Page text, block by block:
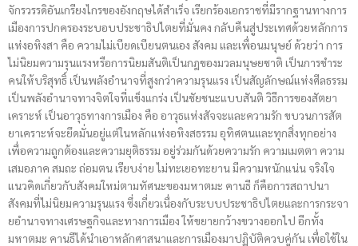
จักรวรรดิอันเกรียงไกรของอังกฤษได้สำเร็จ เรียกร้องเอกราชที่มีรากฐานทางการ
เมืองการปกครองระบอบประชาธิปไตยที่มั่นคง กลับคืนสู่ประเทศด้วยหลักการ
แห่งอหิงสา คือ ความไม่เบียดเบียนตนเอง สังคม และเพื่อนมนุษย์ ด้วยว่า การ
ไม่นิยมความรุนแรงหรือการนิยมสันติเป็นกฎของมวลมนุษยชาติ เป็นการชำระ
คนให้บริสุทธิ์ เป็นพลังอำนาจที่สูงกว่าความรุนแรง เป็นสัญลักษณ์แห่งศีลธรรม
เป็นพลังอำนาจทางจิตใจที่แข็งแกร่ง เป็นชัยชนะแบบสันติ วิธีการของสัตยา
เคราะห์ เป็นอาวุธทางการเมือง คือ อาวุธแห่งสัจจะและความรัก ขบวนการสัต
ยาเคราะห์จะยึดมั่นอยู่แต่ในหลักแห่งอหิงสธรรม อุทิศตนและทุกสิ่งทุกอย่าง
เพื่อความถูกต้องและความยุติธรรม อยู่ร่วมกันด้วยความรัก ความเมตตา ความ
เสมอภาค สมถะ ถ่อมตน เรียบง่าย ไม่ทะเยอทะยาน มีความหนักแน่น จริงใจ
แนวคิดเกี่ยวกับสังคมใหม่ตามทัศนะของมหาตมะ คานธี ก็คือการสถาปนา
สังคมที่ไม่นิยมความรุนแรง ซึ่งเกี่ยวเนื่องกับระบบประชาธิปไตยและการกระจา
ยอำนาจทางเศรษฐกิจและทางการเมือง ให้ขยายกว้างขวางออกไป อีกทั้ง
มหาตมะ คานธีได้นำเอาหลักศาสนาและการเมืองมาปฏิบัติควบคู่กัน เพื่อใช้ใน